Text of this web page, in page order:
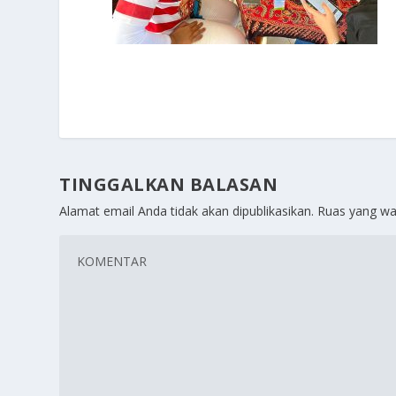
TINGGALKAN BALASAN
Alamat email Anda tidak akan dipublikasikan. Ruas yang